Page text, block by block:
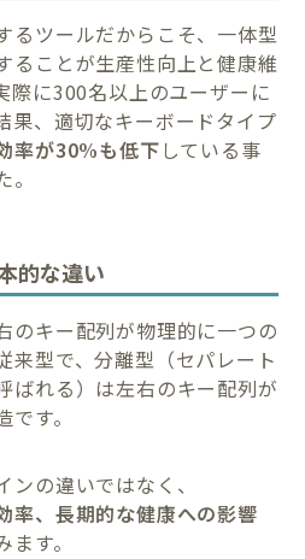
るツールだからこそ、一体型
ることが生産性向上と健康維
際に300名以上のユーザーに
果、適切なキーボードタイプ
率が30%も低下 している事
的な違い
のキー配列が物理的に一つの
来型で、分離型（セパレート
ばれる）は左右のキー配列が
す。
の違いではなく、
率、長期的な健康への影響
す。